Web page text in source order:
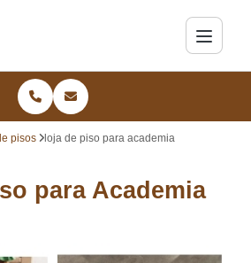
pisos loja de piso para academia
para Academia